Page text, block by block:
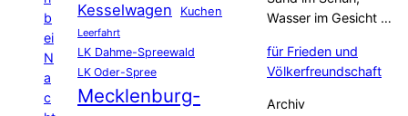
b
ei
N
a
c
Kesselwagen Kuchen
Leerfahrt
LK Dahme-Spreewald
LK Oder-Spree
Mecklenburg-
Wasser im Gesicht …
für Frieden und
Völkerfreundschaft
Archiv